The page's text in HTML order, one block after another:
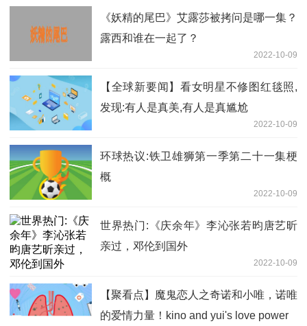
《妖精的尾巴》艾露莎被拷问是哪一集？
露西和谁在一起了？
2022-10-09
【全球新要闻】看女明星不修图红毯照,
发现:有人是真美,有人是真尴尬
2022-10-09
环球热议:铁卫雄狮第一季第二十一集梗
概
2022-10-09
世界热门:《庆余年》李沁张若昀唐艺昕
亲过，邓伦到国外
2022-10-09
【聚看点】魔鬼恋人之奇诺和小唯，诺唯
的爱情力量！kino and yui's love power